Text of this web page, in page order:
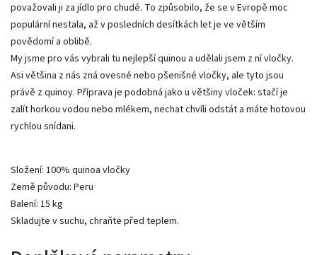
považovali ji za jídlo pro chudé. To způsobilo, že se v Evropě moc
populární nestala, až v posledních desítkách let je ve větším
povědomí a oblibě.
My jsme pro vás vybrali tu nejlepší quinou a udělali jsem z ní vločky.
Asi většina z nás zná ovesné nebo pšenišné vločky, ale tyto jsou
právě z quinoy. Příprava je podobná jako u většiny vloček: stačí je
zalít horkou vodou nebo mlékem, nechat chvíli odstát a máte hotovou
rychlou snídani.
Složení: 100% quinoa vločky
Země původu: Peru
Balení: 15 kg
Skladujte v suchu, chraňte před teplem.